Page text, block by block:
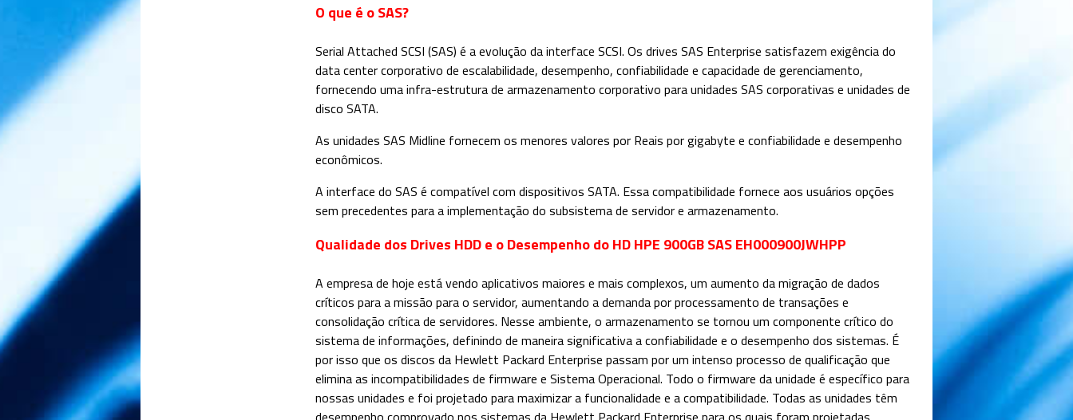
O que é o SAS?
Serial Attached SCSI (SAS) é a evolução da interface SCSI. Os drives SAS Enterprise satisfazem exigência do
data center corporativo de escalabilidade, desempenho, confiabilidade e capacidade de gerenciamento,
fornecendo uma infra-estrutura de armazenamento corporativo para unidades SAS corporativas e unidades de
disco SATA.
As unidades SAS Midline fornecem os menores valores por Reais por gigabyte e confiabilidade e desempenho
econômicos.
A interface do SAS é compatível com dispositivos SATA. Essa compatibilidade fornece aos usuários opções
sem precedentes para a implementação do subsistema de servidor e armazenamento.
Qualidade dos Drives HDD e o Desempenho doHD HPE 900GB SAS EH000900JWHPP
A empresa de hoje está vendo aplicativos maiores e mais complexos, um aumento da migração de dados
críticos para a missão para o servidor, aumentando a demanda por processamento de transações e
consolidação crítica de servidores. Nesse ambiente, o armazenamento se tornou um componente crítico do
sistema de informações, definindo de maneira significativa a confiabilidade e o desempenho dos sistemas. É
por isso que os discos da Hewlett Packard Enterprise passam por um intenso processo de qualificação que
elimina as incompatibilidades de firmware e Sistema Operacional. Todo o firmware da unidade é específico para
nossas unidades e foi projetado para maximizar a funcionalidade e a compatibilidade. Todas as unidades têm